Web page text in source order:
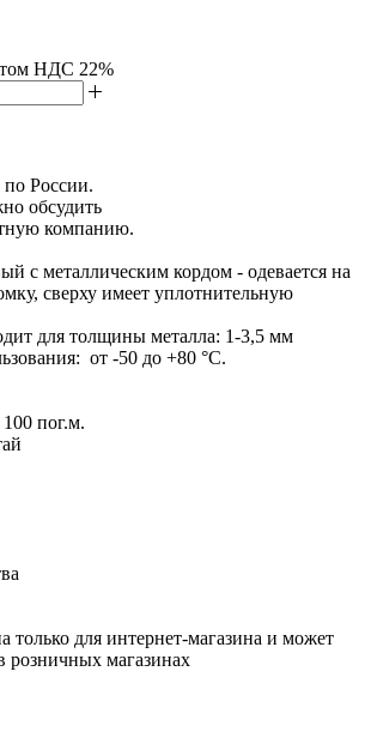
НДС 22%
по России.
обсудить
компанию.
с металлическим кордом - одевается на
сверху имеет уплотнительную
для толщины металла: 1-3,5 мм
от -50 до +80 °С.
пог.м.
только для интернет-магазина и может
розничных магазинах